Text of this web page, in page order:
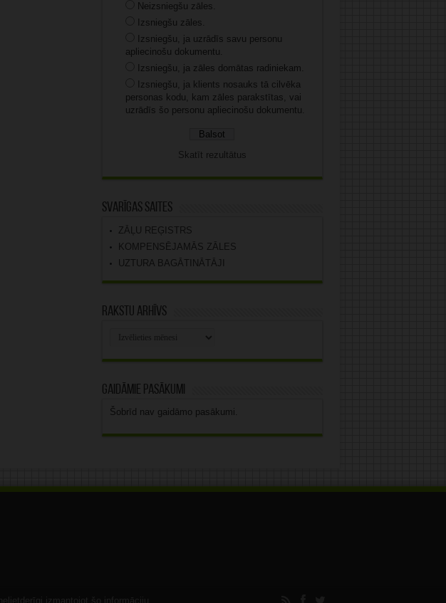
Neizsniegšu zāles.
Izsniegšu zāles.
Izsniegšu, ja uzrādīs savu personu
apliecinošu dokumentu.
Izsniegšu, ja zāles domātas radiniekam.
Izsniegšu, ja klients nosauks tā cilvēka
personas kodu, kam zāles parakstītas, vai
uzrādīs šo personu apliecinošu dokumentu.
Skatīt rezultātus
Svarīgas saites
ZĀĻU REĢISTRS
KOMPENSĒJAMĀS ZĀLES
UZTURA BAGĀTINĀTĀJI
Rakstu arhīvs
Gaidāmie pasākumi
Šobrīd nav gaidāmo pasākumi.
izmantojot šo informāciju.